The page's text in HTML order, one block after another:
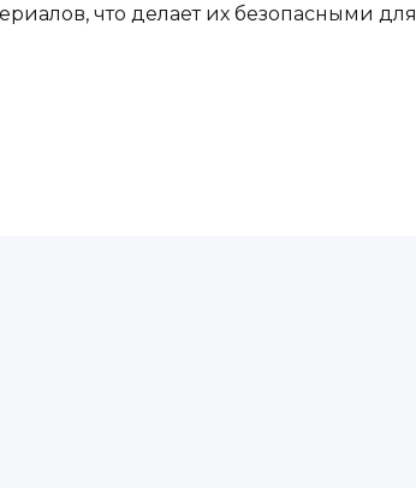
что делает их безопасными для